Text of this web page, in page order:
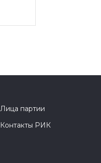
Лица партии
Контакты РИК